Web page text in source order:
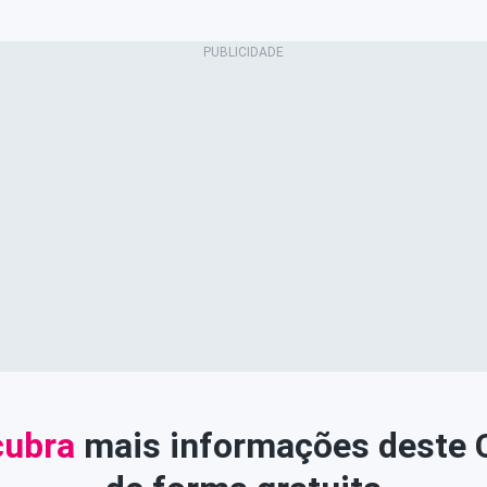
mais informações deste